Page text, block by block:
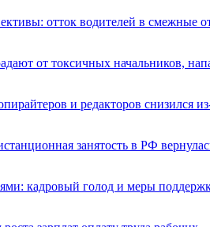
отток водителей в смежные
от токсичных начальников,
и редакторов снизился
занятость в РФ
кадровый голод и меры